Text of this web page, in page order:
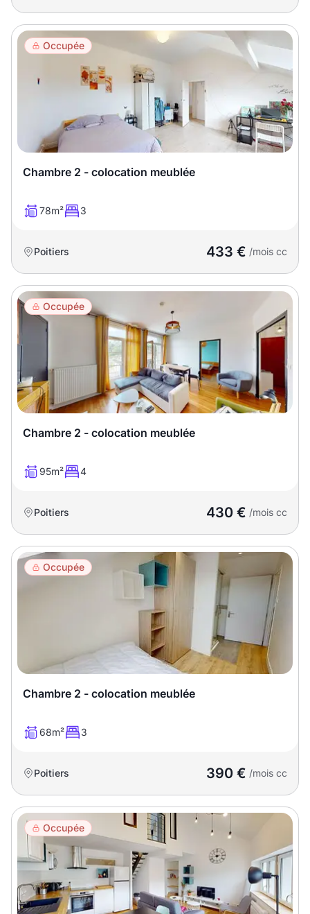
Occupée
Chambre 2 - colocation meublée
78m² 3
Poitiers 433 € /mois cc
Occupée
Chambre 2 - colocation meublée
95m² 4
Poitiers 430 € /mois cc
Occupée
Chambre 2 - colocation meublée
68m² 3
Poitiers 390 € /mois cc
Occupée